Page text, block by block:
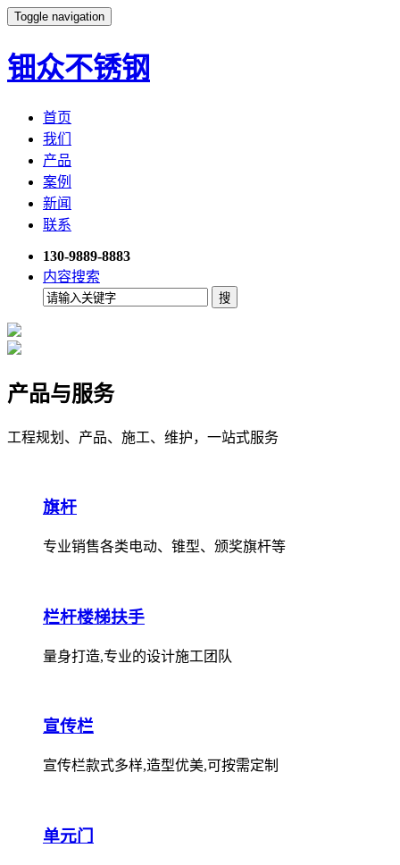
Toggle navigation
钿众不锈钢
首页
我们
产品
案例
新闻
联系
130-9889-8883
内容搜索
产品与服务
工程规划、产品、施工、维护，一站式服务
旗杆
专业销售各类电动、锥型、颁奖旗杆等
栏杆楼梯扶手
量身打造,专业的设计施工团队
宣传栏
宣传栏款式多样,造型优美,可按需定制
单元门